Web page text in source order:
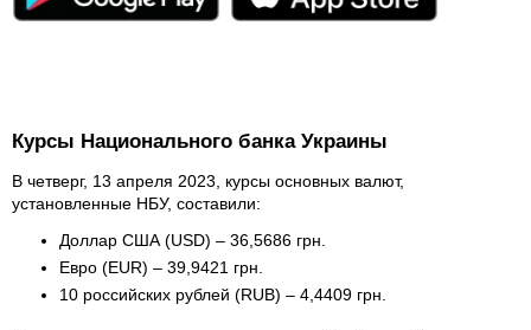
Курсы Национального банка Украины
В четверг, 13 апреля 2023, курсы основных валют,
установленные НБУ, составили:
Доллар США (USD) – 36,5686 грн.
Евро (EUR) – 39,9421 грн.
10 российских рублей (RUB) – 4,4409 грн.